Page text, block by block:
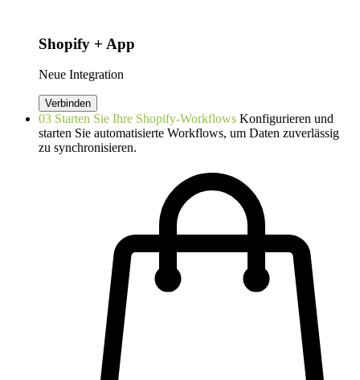
Shopify + App
Neue Integration
Verbinden
03 Starten Sie Ihre Shopify-Workflows Konfigurieren und
starten Sie automatisierte Workflows, um Daten zuverlässig
zu synchronisieren.